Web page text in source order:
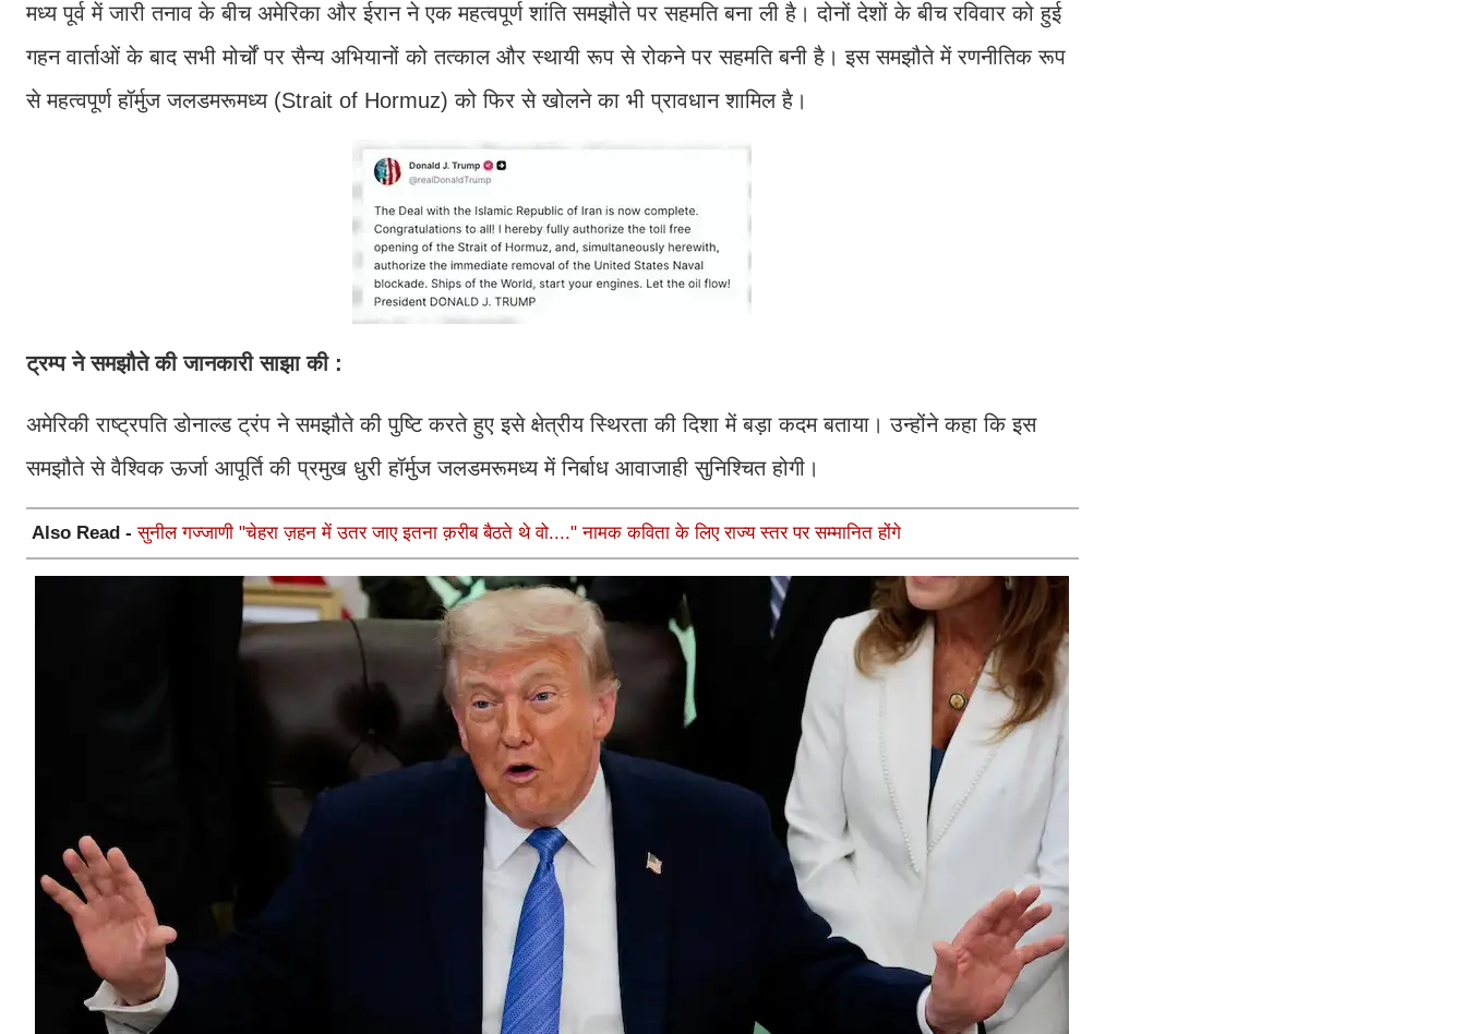
मध्य पूर्व में जारी तनाव के बीच अमेरिका और ईरान ने एक महत्वपूर्ण शांति समझौते पर सहमति बना ली है। दोनों देशों के बीच रविवार को हुई
गहन वार्ताओं के बाद सभी मोर्चों पर सैन्य अभियानों को तत्काल और स्थायी रूप से रोकने पर सहमति बनी है। इस समझौते में रणनीतिक रूप
से महत्वपूर्ण हॉर्मुज जलडमरूमध्य (Strait of Hormuz) को फिर से खोलने का भी प्रावधान शामिल है।
ट्रम्प ने समझौते की जानकारी साझा की :
अमेरिकी राष्ट्रपति डोनाल्ड ट्रंप ने समझौते की पुष्टि करते हुए इसे क्षेत्रीय स्थिरता की दिशा में बड़ा कदम बताया। उन्होंने कहा कि इस
समझौते से वैश्विक ऊर्जा आपूर्ति की प्रमुख धुरी हॉर्मुज जलडमरूमध्य में निर्बाध आवाजाही सुनिश्चित होगी।
Also Read -सुनील गज्जाणी "चेहरा ज़हन में उतर जाए इतना क़रीब बैठते थे वो...." नामक कविता के लिए राज्य स्तर पर सम्मानित होंगे